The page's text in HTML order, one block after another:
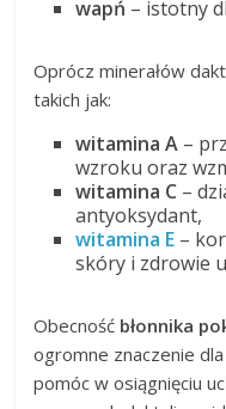
wapń – istotny
Oprócz minerałów
takich jak:
witamina A –
wzroku oraz
witamina C –
antyoksydant,
witamina E –
skóry i zdrowie
Obecność błonnika
ogromne znaczenie
pomóc w osiągnięciu